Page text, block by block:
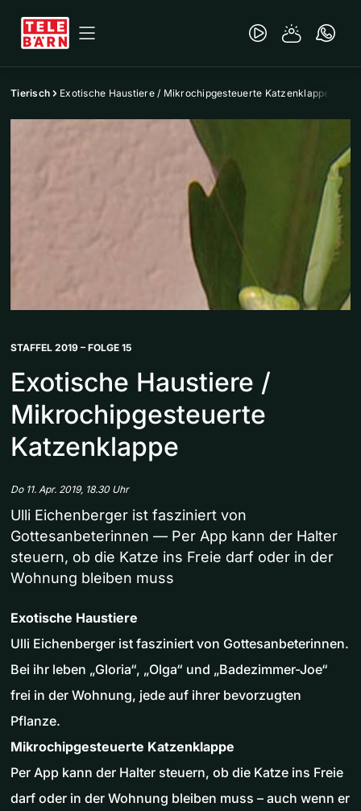
Tierisch Exotische Haustiere / Mikrochipgesteuerte Katzenklappe
STAFFEL 2019 – FOLGE 15
Exotische Haustiere /
Mikrochipgesteuerte
Katzenklappe
Do 11. Apr. 2019, 18.30 Uhr
Ulli Eichenberger ist fasziniert von
Gottesanbeterinnen — Per App kann der Halter
steuern, ob die Katze ins Freie darf oder in der
Wohnung bleiben muss
Exotische Haustiere
Ulli Eichenberger ist fasziniert von Gottesanbeterinnen.
Bei ihr leben „Gloria“, „Olga“ und „Badezimmer-Joe“
frei in der Wohnung, jede auf ihrer bevorzugten
Pflanze.
Mikrochipgesteuerte Katzenklappe
Per App kann der Halter steuern, ob die Katze ins Freie
darf oder in der Wohnung bleiben muss – auch wenn er